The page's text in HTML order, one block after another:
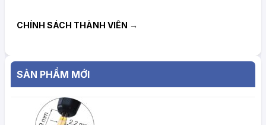
CHÍNH SÁCH THÀNH VIÊN →
SẢN PHẨM MỚI